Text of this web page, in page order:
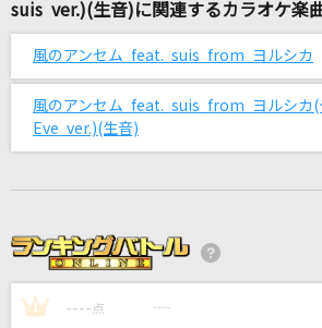
一秒
SixTONES
supercell
[生音]手紙
back number
suis ver.)(生音)に関連するカラオケ楽
風のアンセム feat. suis from ヨルシカ
風のアンセム feat. suis from ヨルシカ
Eve ver.)(生音)
1 ---- 点 ----